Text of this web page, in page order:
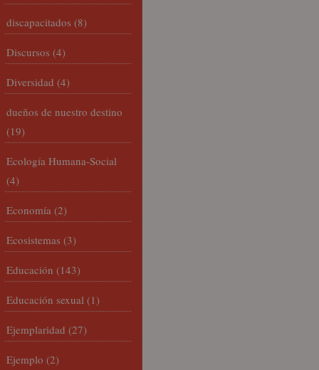
discapacitados (8)
Discursos (4)
Diversidad (4)
dueños de nuestro destino
(19)
Ecología Humana-Social
(4)
Economía (2)
Ecosistemas (3)
Educación (143)
Educación sexual (1)
Ejemplaridad (27)
Ejemplo (2)